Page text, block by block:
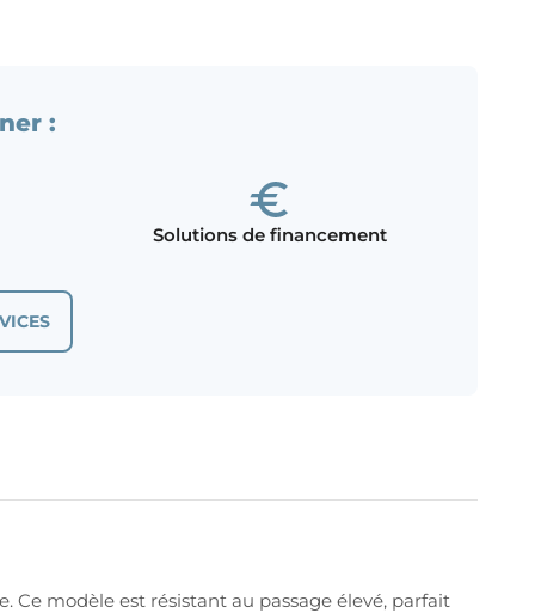
:
Solutions de financement
Ce modèle est résistant au passage élevé, parfait